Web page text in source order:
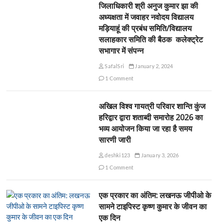
जिलाधिकारी श्री अनुज कुमार झा की
अध्यक्षता में जवाहर नवोदय विद्यालय
मड़ियाहूं की प्रबंध समिति/विद्यालय
सलाहकार समिति की बैठक कलेक्ट्रेट
सभागार में संपन्न
SafalSri
January 2, 2024
1 Comment
अखिल विश्व गायत्री परिवार शान्ति कुंज
हरिद्वार द्वारा शताब्दी समारोह 2026 का
भव्य आयोजन किया जा रहा है समय
सारणी जारी
deshki123
January 3, 2026
1 Comment
एक प्रकार का अंतिम: लखनऊ जीपीओ के
सामने टाइपिस्ट कृष्ण कुमार के जीवन का
एक दिन